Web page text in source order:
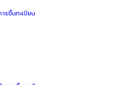
รขึ้นทะเบียน